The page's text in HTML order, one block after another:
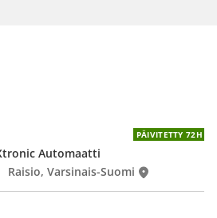
PÄIVITETTY 72H
Automaatti
Raisio, Varsinais-Suomi